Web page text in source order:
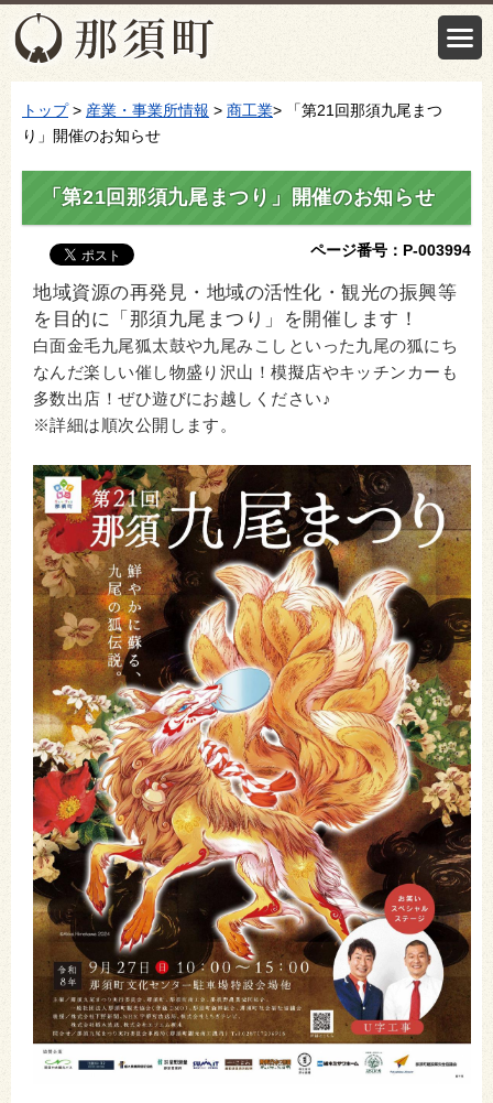
トップ> 産業・事業所情報 > 商工業> 「第21回那須九尾まつ
り」開催のお知らせ
「第21回那須九尾まつり」開催のお知らせ
ページ番号：P-003994
地域資源の再発見・地域の活性化・観光の振興等
を目的に「那須九尾まつり」を開催します！
白面金毛九尾狐太鼓や九尾みこしといった九尾の狐にち
なんだ楽しい催し物盛り沢山！模擬店やキッチンカーも
多数出店！ぜひ遊びにお越しください♪
※詳細は順次公開します。